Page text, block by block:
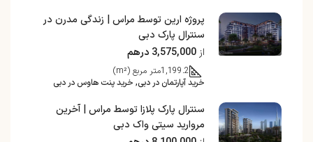
پروژه ارین توسط مراس | زندگی مدرن در
سنترال پارک دبی
از 3,575,000 درهم
1,199.2متر مربع (m²)
خرید آپارتمان در دبی, خرید پنت هاوس در دبی
سنترال پارک پلازا توسط مراس | آخرین
مروارید سیتی واک دبی